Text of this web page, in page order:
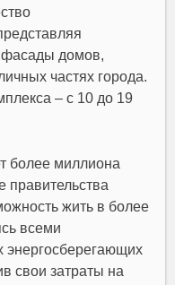
фасады домов,
частях города.
– с 10 до 19
более миллиона
правительства
жить в более
всеми
свои затраты на